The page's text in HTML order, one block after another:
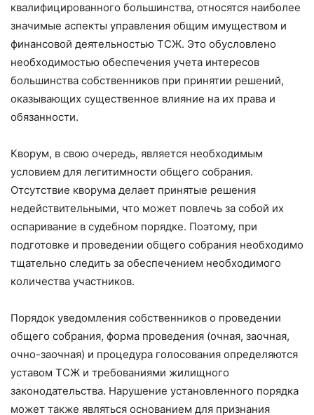
квалифицированного большинства, относятся наиболее
значимые аспекты управления общим имуществом и
финансовой деятельностью ТСЖ. Это обусловлено
необходимостью обеспечения учета интересов
большинства собственников при принятии решений,
оказывающих существенное влияние на их права и
обязанности.
Кворум, в свою очередь, является необходимым
условием для легитимности общего собрания.
Отсутствие кворума делает принятые решения
недействительными, что может повлечь за собой их
оспаривание в судебном порядке. Поэтому, при
подготовке и проведении общего собрания необходимо
тщательно следить за обеспечением необходимого
количества участников.
Порядок уведомления собственников о проведении
общего собрания, форма проведения (очная, заочная,
очно-заочная) и процедура голосования определяются
уставом ТСЖ и требованиями жилищного
законодательства. Нарушение установленного порядка
может также являться основанием для признания